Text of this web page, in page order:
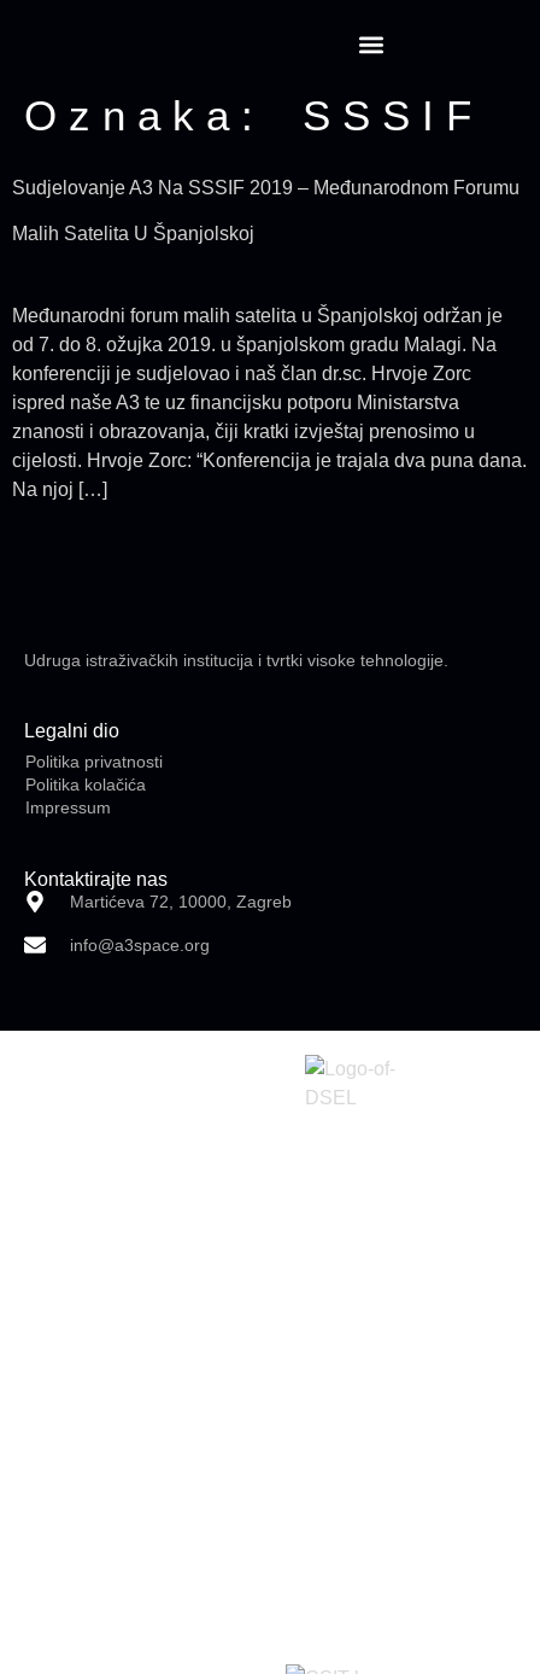
Oznaka: SSSIF
Sudjelovanje A3 Na SSSIF 2019 – Međunarodnom Forumu
Malih Satelita U Španjolskoj
Međunarodni forum malih satelita u Španjolskoj održan je
od 7. do 8. ožujka 2019. u španjolskom gradu Malagi. Na
konferenciji je sudjelovao i naš član dr.sc. Hrvoje Zorc
ispred naše A3 te uz financijsku potporu Ministarstva
znanosti i obrazovanja, čiji kratki izvještaj prenosimo u
cijelosti. Hrvoje Zorc: “Konferencija je trajala dva puna dana.
Na njoj […]
Udruga istraživačkih institucija i tvrtki visoke tehnologije.
Legalni dio
Politika privatnosti
Politika kolačića
Impressum
Kontaktirajte nas
Martićeva 72, 10000, Zagreb
info@a3space.org